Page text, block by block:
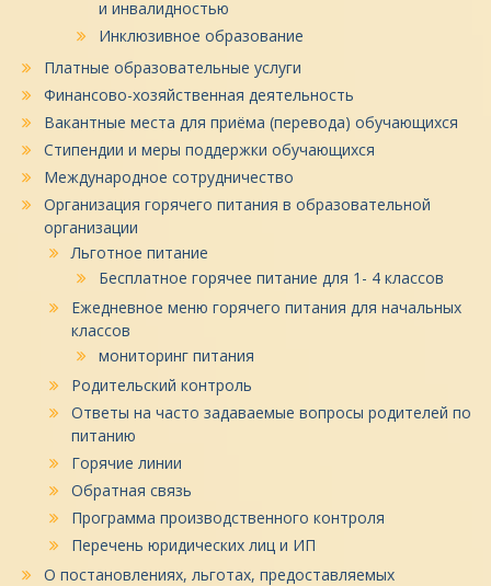
и инвалидностью
Инклюзивное образование
Платные образовательные услуги
Финансово-хозяйственная деятельность
Вакантные места для приёма (перевода) обучающихся
Стипендии и меры поддержки обучающихся
Международное сотрудничество
Организация горячего питания в образовательной
организации
Льготное питание
Бесплатное горячее питание для 1- 4 классов
Ежедневное меню горячего питания для начальных
классов
мониторинг питания
Родительский контроль
Ответы на часто задаваемые вопросы родителей по
питанию
Горячие линии
Обратная связь
Программа производственного контроля
Перечень юридических лиц и ИП
О постановлениях, льготах, предоставляемых